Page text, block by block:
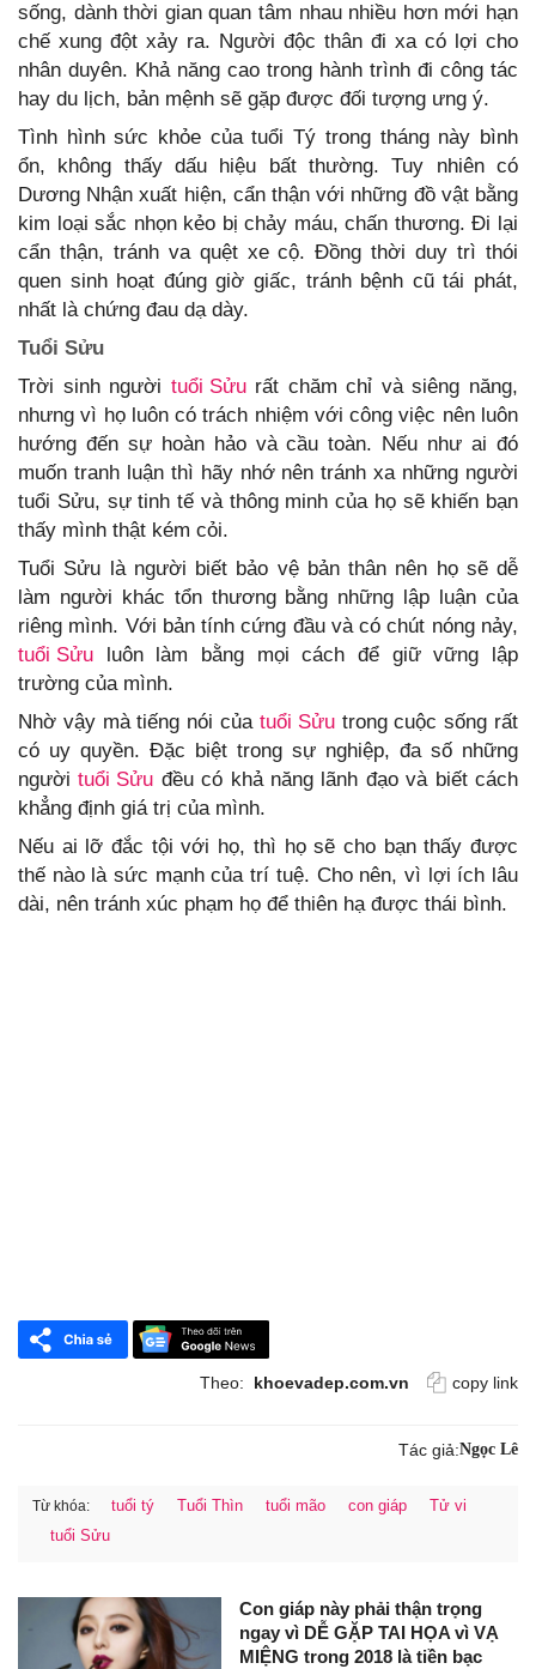
sống, dành thời gian quan tâm nhau nhiều hơn mới hạn
chế xung đột xảy ra. Người độc thân đi xa có lợi cho
nhân duyên. Khả năng cao trong hành trình đi công tác
hay du lịch, bản mệnh sẽ gặp được đối tượng ưng ý.
Tình hình sức khỏe của tuổi Tý trong tháng này bình
ổn, không thấy dấu hiệu bất thường. Tuy nhiên có
Dương Nhận xuất hiện, cẩn thận với những đồ vật bằng
kim loại sắc nhọn kẻo bị chảy máu, chấn thương. Đi lại
cẩn thận, tránh va quệt xe cộ. Đồng thời duy trì thói
quen sinh hoạt đúng giờ giấc, tránh bệnh cũ tái phát,
nhất là chứng đau dạ dày.
Tuổi Sửu
Trời sinh người tuổi Sửurất chăm chỉ và siêng năng,
nhưng vì họ luôn có trách nhiệm với công việc nên luôn
hướng đến sự hoàn hảo và cầu toàn. Nếu như ai đó
muốn tranh luận thì hãy nhớ nên tránh xa những người
tuổi Sửu, sự tinh tế và thông minh của họ sẽ khiến bạn
thấy mình thật kém cỏi.
Tuổi Sửu là người biết bảo vệ bản thân nên họ sẽ dễ
làm người khác tổn thương bằng những lập luận của
riêng mình. Với bản tính cứng đầu và có chút nóng nảy,
tuổi Sửu luôn làm bằng mọi cách để giữ vững lập
trường của mình.
Nhờ vậy mà tiếng nói của tuổi Sửutrong cuộc sống rất
có uy quyền. Đặc biệt trong sự nghiệp, đa số những
ngườituổi Sửu đều có khả năng lãnh đạo và biết cách
khẳng định giá trị của mình.
Nếu ai lỡ đắc tội với họ, thì họ sẽ cho bạn thấy được
thế nào là sức mạnh của trí tuệ. Cho nên, vì lợi ích lâu
dài, nên tránh xúc phạm họ để thiên hạ được thái bình.
Theo: khoevadep.com.vn copy link
Tác giả:Ngọc Lê
Từ khóa: tuổi tý Tuổi Thìn tuổi mão con giáp
Tử vi
tuổi Sửu
Con giáp này phải thận trọng
ngay vì DỄ GẶP TAI HỌA vì VẠ
MIỆNG trong 2018 là tiền bạc